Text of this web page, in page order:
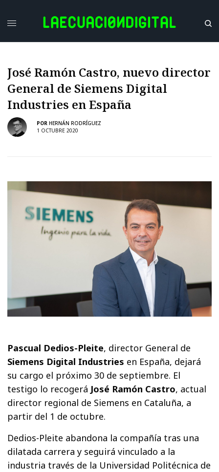
José Ramón Castro, nuevo director
General de Siemens Digital
Industries en España
POR HERNÁN RODRÍGUEZ
1 OCTUBRE 2020
Pascual Dedios-Pleite, director General de
Siemens Digital Industries en España, dejará
su cargo el próximo 30 de septiembre. El
testigo lo recogerá José Ramón Castro, actual
director regional de Siemens en Cataluña, a
partir del 1 de octubre.
Dedios-Pleite abandona la compañía tras una
dilatada carrera y seguirá vinculado a la
industria través de la Universidad Politécnica de